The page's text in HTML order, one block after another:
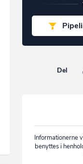
Del
Informationerne
benyttes i